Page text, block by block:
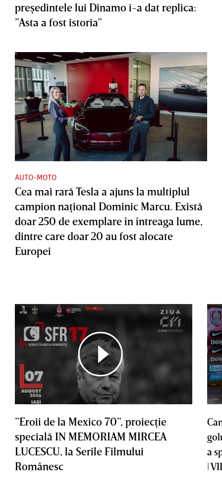
preşedintele lui Dinamo i-a dat replica:
”Asta a fost istoria”
AUTO-MOTO
Cea mai rară Tesla a ajuns la multiplul
campion naţional Dominic Marcu. Există
doar 250 de exemplare în întreaga lume,
dintre care doar 20 au fost alocate
Europei
”Eroii de la Mexico 70”, proiecţie
specială IN MEMORIAM MIRCEA
LUCESCU, la Serile Filmului
Românesc
a
|